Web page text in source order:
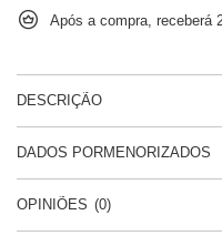
Após a compra, receberá
DESCRIÇÃO
DADOS PORMENORIZADOS
OPINIÕES (0)